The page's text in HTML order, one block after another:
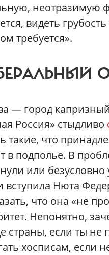
неотразимую
видеть
требуется».
— город
Россия» стыдливо
такие, что
в подполье. В
или
вступила Нюта
что она «не
Непонятно,
страны, если ты не
хосписам, если